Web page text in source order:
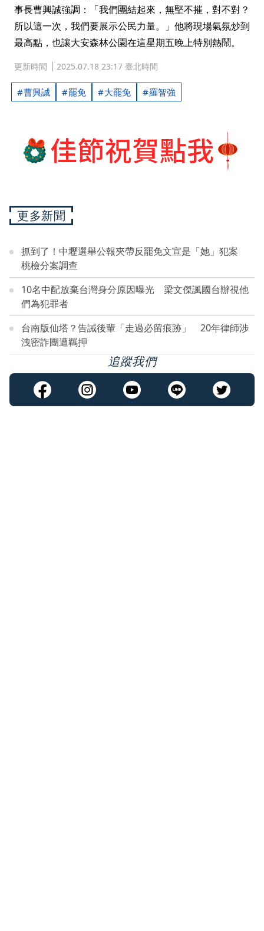
事長曹興誠強調：「我們團結起來，無堅不摧，對不對？
所以這一次，我們要展示公民力量。」他將現場氣氛炒到
最高點，也讓大安森林公園在這星期五晚上特別熱鬧。
更新時間 2025.07.18 23:17 臺北時間
曹興誠 罷免 大罷免 羅智強
更多新聞
抓到了！中壢選舉公報夾帶反罷免文宣是「她」犯案
桃檢分案調查
10名中配放棄台灣身分原因曝光 梁文傑諷國台辦視他
們為犯罪者
台南版仙塔？告誡後輩「走過必留痕跡」 20年律師涉
洩密詐團遭羈押
追蹤我們